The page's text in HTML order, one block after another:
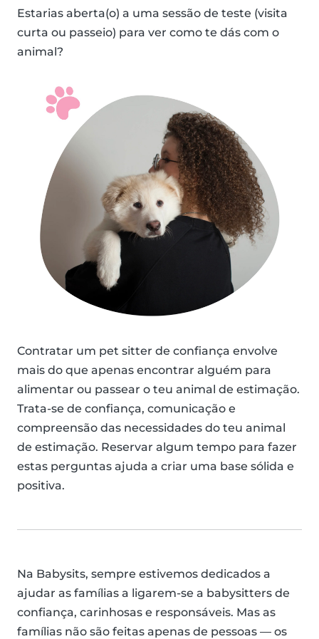
Estarias aberta(o) a uma sessão de teste (visita
curta ou passeio) para ver como te dás com o
animal?
Contratar um pet sitter de confiança envolve
mais do que apenas encontrar alguém para
alimentar ou passear o teu animal de estimação.
Trata-se de confiança, comunicação e
compreensão das necessidades do teu animal
de estimação. Reservar algum tempo para fazer
estas perguntas ajuda a criar uma base sólida e
positiva.
Na Babysits, sempre estivemos dedicados a
ajudar as famílias a ligarem-se a babysitters de
confiança, carinhosas e responsáveis. Mas as
famílias não são feitas apenas de pessoas — os